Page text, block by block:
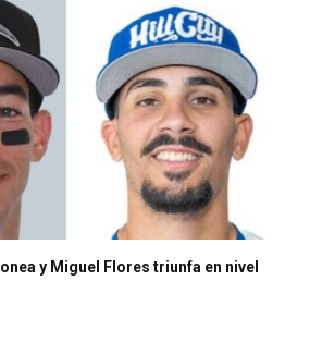
y Miguel Flores triunfa en nivel